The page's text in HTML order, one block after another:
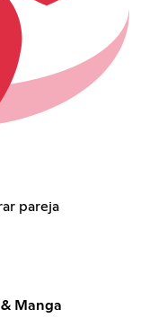
pareja
Manga